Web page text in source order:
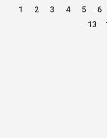
1
2 3 4 5 6
13